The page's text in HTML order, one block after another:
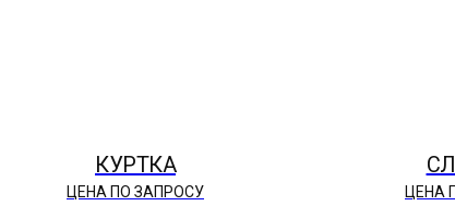
КУРТКА
ЦЕНА ПО ЗАПРОСУ ЦЕНА